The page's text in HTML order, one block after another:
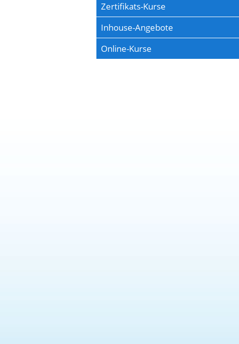
Zertifikats-Kurse
Inhouse-Angebote
Online-Kurse